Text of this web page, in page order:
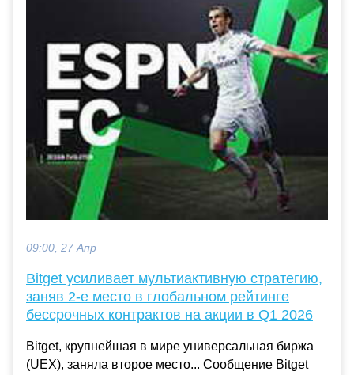
09:00, 27 Апр
Bitget усиливает мультиактивную стратегию,
заняв 2-е место в глобальном рейтинге
бессрочных контрактов на акции в Q1 2026
Bitget, крупнейшая в мире универсальная биржа
(UEX), заняла второе место... Сообщение Bitget